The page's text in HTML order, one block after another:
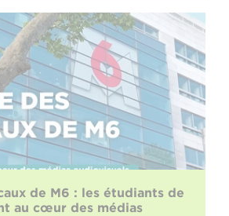
de M6 : les étudiants de
au cœur des médias